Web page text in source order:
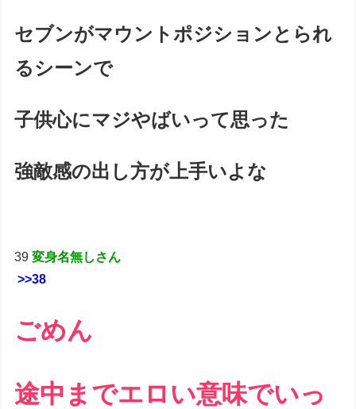
セブンがマウントポジションとられ
るシーンで
子供心にマジやばいって思った
強敵感の出し方が上手いよな
39 変身名無しさん
>>38
ごめん
途中までエロい意味でいっ